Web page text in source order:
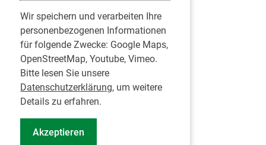
Wir speichern und verarbeiten Ihre
personenbezogenen Informationen
für folgende Zwecke: Google Maps,
OpenStreetMap, Youtube, Vimeo.
Bitte lesen Sie unsere
Datenschutzerklärung, um weitere
Details zu erfahren.
Akzeptieren
Karriere
Inserate
Praktikum in einer Zahnarztpraxis
Jobs im Zahnärztehaus
Presse
Pressemitteilungen